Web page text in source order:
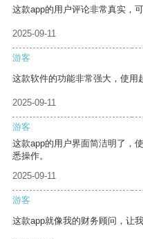
这款app的用户评论非常真实，
2025-09-11
游客
这款软件的功能非常强大，使用
2025-09-11
游客
这款app的用户界面简洁明了，
悉操作。
2025-09-11
游客
这款app就像我的财务顾问，让